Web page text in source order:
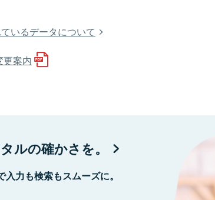
いるデータについて
更案内
ルの確かさを。
力も検索もスムーズに。